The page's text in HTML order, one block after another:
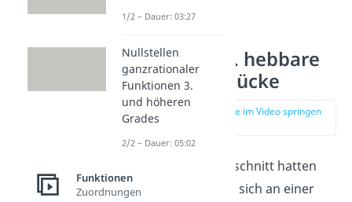
Polstelle vs. hebbare
Definitionslücke
zur Stelle im Video springen
Im vorherigen Abschnitt hatten
wir erwähnt, dass sich an einer
1/2 – Dauer: 03:27
Nullstellen
ganzrationaler
Funktionen 3.
und höheren
Grades
2/2 – Dauer: 05:02
Funktionen
Zuordnungen